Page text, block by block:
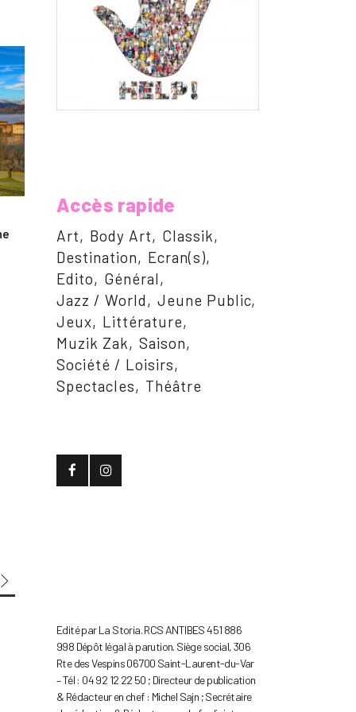
Accès rapide
Art Body Art
Classik
Destination
Ecran(s)
Edito
Général
Jazz / World
Jeune Public
Jeux
Littérature
Muzik Zak
Saison
Société / Loisirs
Spectacles
Théâtre
Edité par La Storia. RCS ANTIBES 451 886
998 Dépôt légal à parution. Siège social, 306
Rte des Vespins 06700 Saint-Laurent-du-Var
– Tél : 04 92 12 22 50 ; Directeur de publication
& Rédacteur en chef : Michel Sajn ; Secrétaire